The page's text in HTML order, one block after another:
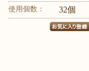
使用個数： 32個